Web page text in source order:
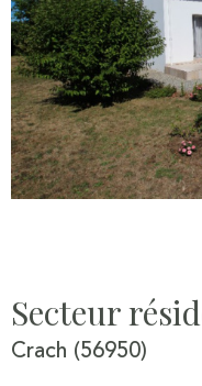
Secteur
Crach (56950)